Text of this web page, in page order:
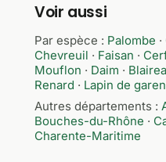
Voir aussi
Par espèce : Palombe ·
Chevreuil · Faisan ·
Mouflon · Daim ·
Renard · Lapin de
Autres départements :
Bouches-du-Rhône ·
Charente-Maritime